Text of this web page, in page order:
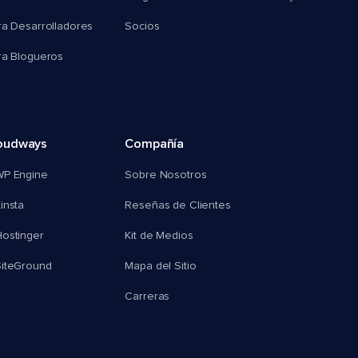
Desarrolladores
Blogueros
Socios
Engine
Compañía
Sobre Nosotros
Reseñas de Clientes
Kit de Medios
Mapa del Sitio
Carreras